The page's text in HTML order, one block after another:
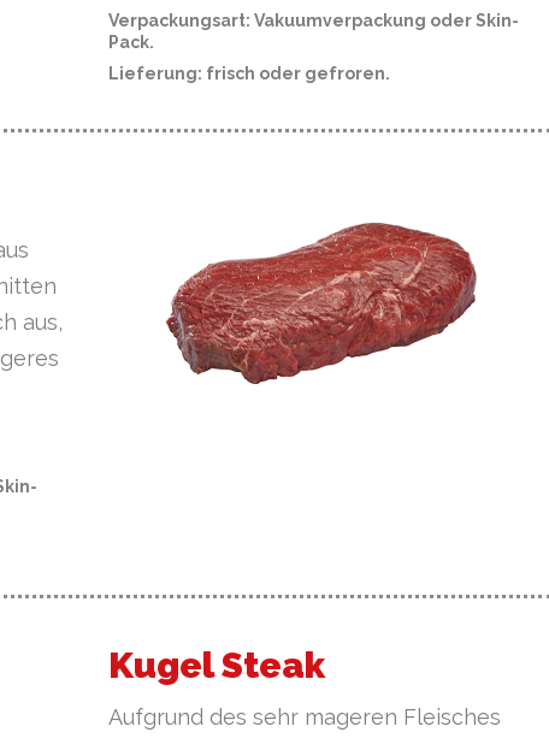
Verpackungsart: Vakuumverpackung oder Skin-
Pack.
Lieferung: frisch oder gefroren.
aus,
Kugel Steak
Aufgrund des sehr mageren Fleisches